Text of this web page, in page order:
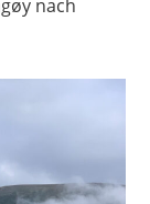
nach